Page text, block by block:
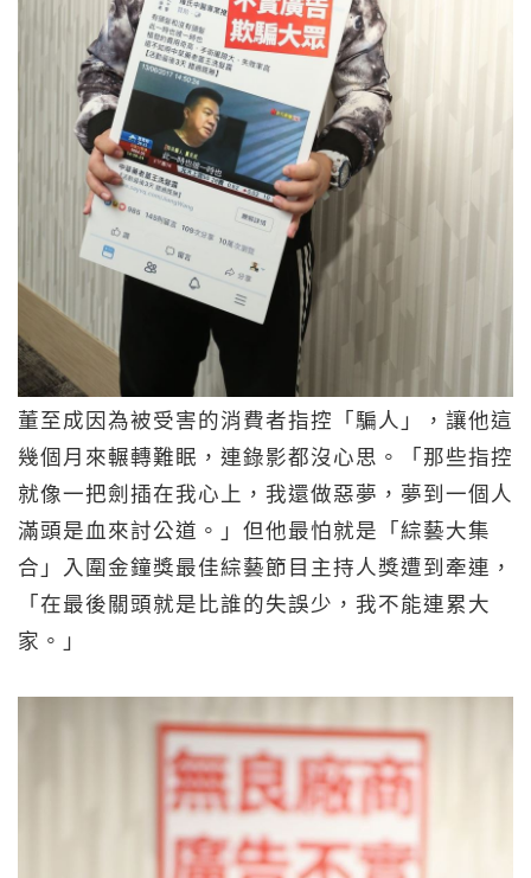
董至成因為被受害的消費者指控「騙人」，讓他這
幾個月來輾轉難眠，連錄影都沒心思。「那些指控
就像一把劍插在我心上，我還做惡夢，夢到一個人
滿頭是血來討公道。」但他最怕就是「綜藝大集
合」入圍金鐘獎最佳綜藝節目主持人獎遭到牽連，
「在最後關頭就是比誰的失誤少，我不能連累大
家。」